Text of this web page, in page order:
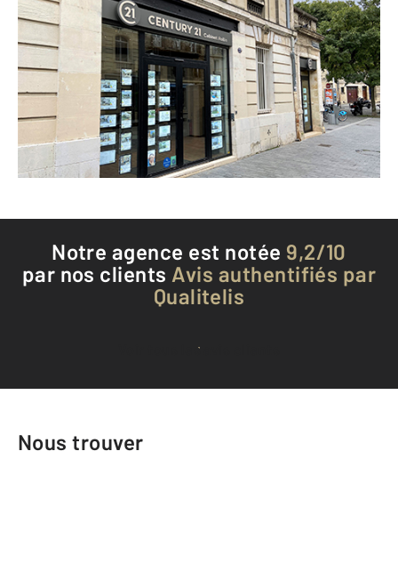
CENTURY 21 Cabinet Rollin
32 cours Evrard de Fayolle
BORDEAUX - 33000
Envoyer un message
Téléphoner à l'agence
Notre agence est notée 9,2/10
par nos clients Avis authentifiés par
Qualitelis
Voir tous les avis clients
Nous trouver